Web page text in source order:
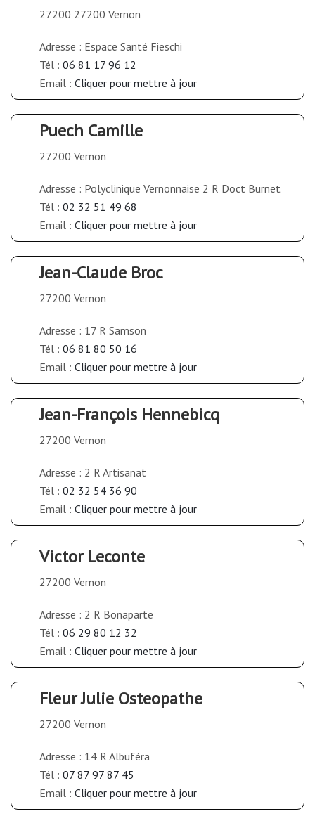
27200 27200 Vernon
Adresse : Espace Santé Fieschi
Tél : 06 81 17 96 12
Email : Cliquer pour mettre à jour
Puech Camille
27200 Vernon
Adresse : Polyclinique Vernonnaise 2 R Doct Burnet
Tél : 02 32 51 49 68
Email : Cliquer pour mettre à jour
Jean-Claude Broc
27200 Vernon
Adresse : 17 R Samson
Tél : 06 81 80 50 16
Email : Cliquer pour mettre à jour
Jean-François Hennebicq
27200 Vernon
Adresse : 2 R Artisanat
Tél : 02 32 54 36 90
Email : Cliquer pour mettre à jour
Victor Leconte
27200 Vernon
Adresse : 2 R Bonaparte
Tél : 06 29 80 12 32
Email : Cliquer pour mettre à jour
Fleur Julie Osteopathe
27200 Vernon
Adresse : 14 R Albuféra
Tél : 07 87 97 87 45
Email : Cliquer pour mettre à jour